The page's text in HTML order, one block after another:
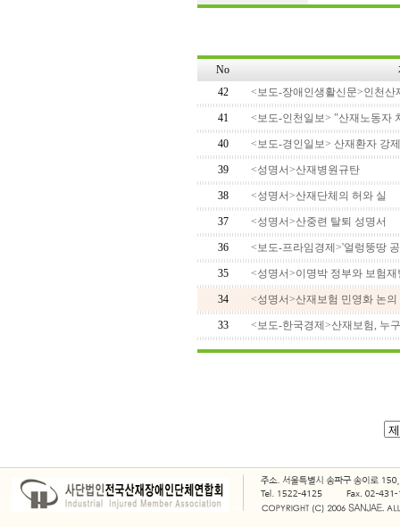
No
42
<보도-장애인생활신문>인천산
41 <보도-인천일보> "산재노동자
40 <보도-경인일보> 산재환자 강
39 <성명서>산재병원규탄
38 <성명서>산재단체의 허와 실
37 <성명서>산중련 탈퇴 성명서
36 <보도-프라임경제>'얼렁뚱땅
35 <성명서>이명박 정부와 보험
34 <성명서>산재보험 민영화 논
33 <보도-한국경제>산재보험, 누